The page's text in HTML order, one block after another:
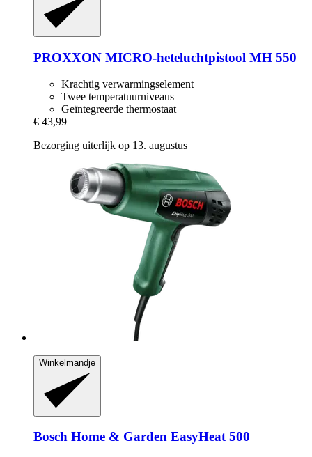
PROXXON MICRO-​heteluchtpistool MH 550
Krachtig verwarmingselement
Twee temperatuurniveaus
Geïntegreerde thermostaat
€ 43,99
Bezorging uiterlijk op 13. augustus
Winkelmandje
Bosch Home & Garden EasyHeat 500